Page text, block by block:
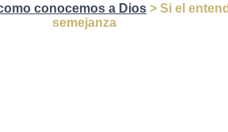
conocemos a Dios > Si el
semejanza